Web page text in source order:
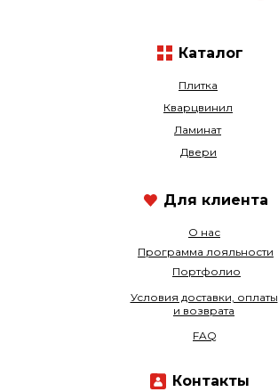
Плитка
Кварцвинил
О нас
Ламинат
Программа лояльности
Двери
Портфолио
Условия доставки, оплаты
и возврата
FAQ
Каталог
Контакты
Для клиента